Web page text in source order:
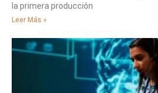
la primera producción
Leer Más »